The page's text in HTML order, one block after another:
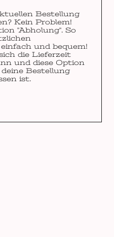
Bestellung
Kein Problem!
"Abholung". So
und bequem!
die Lieferzeit
und diese Option
Bestellung
ist.